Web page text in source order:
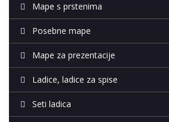
Mape s prstenima
Posebne mape
Mape za prezentacije
Ladice, ladice za spise
Seti ladica